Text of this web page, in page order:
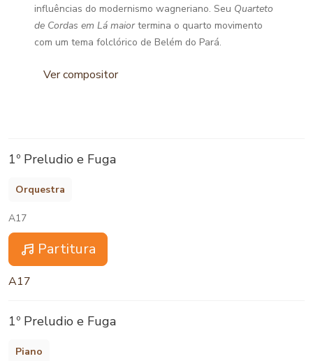
influências do modernismo wagneriano. Seu Quarteto
de Cordas em Lá maiortermina o quarto movimento
com um tema folclórico de Belém do Pará.
Ver compositor
1º Preludio e Fuga
Orquestra
A17
Partitura
A17
1º Preludio e Fuga
Piano